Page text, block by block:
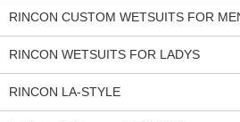
RINCON CUSTOM WETSUITS FOR
RINCON WETSUITS FOR LADYS
RINCON LA-STYLE